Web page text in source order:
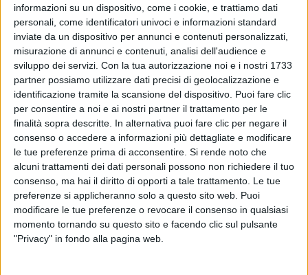
informazioni su un dispositivo, come i cookie, e trattiamo dati
personali, come identificatori univoci e informazioni standard
inviate da un dispositivo per annunci e contenuti personalizzati,
misurazione di annunci e contenuti, analisi dell'audience e
sviluppo dei servizi. Con la tua autorizzazione noi e i nostri 1733
partner possiamo utilizzare dati precisi di geolocalizzazione e
identificazione tramite la scansione del dispositivo. Puoi fare clic
per consentire a noi e ai nostri partner il trattamento per le
finalità sopra descritte. In alternativa puoi fare clic per negare il
consenso o accedere a informazioni più dettagliate e modificare
le tue preferenze prima di acconsentire. Si rende noto che
alcuni trattamenti dei dati personali possono non richiedere il tuo
consenso, ma hai il diritto di opporti a tale trattamento. Le tue
preferenze si applicheranno solo a questo sito web. Puoi
modificare le tue preferenze o revocare il consenso in qualsiasi
momento tornando su questo sito e facendo clic sul pulsante
"Privacy" in fondo alla pagina web.
INTERVISTA A FRANCESCO
GABBANI (06/05/2024)
17 FOTO
Quest’anno sono 10 anni tondi dall’uscita del tuo
primo album, "Greitist Iz": cosa è rimasto di quel
Francesco e cosa è cambiato?
È rimasto sicuramente tanto della componente
fondamentale. Questo è l’anniversario di un album
meno conosciuto, antecedente al successo. Non è
cambiato tanto, il mio approccio a fare musica, la
leva è sempre la solita, che poi è semplicemente
un’autenticità di approccio, di poca costruzione.